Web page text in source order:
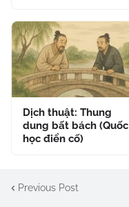
Dịch thuật: Thung
dung bất bách (Quốc
học điển cố)
Previous Post